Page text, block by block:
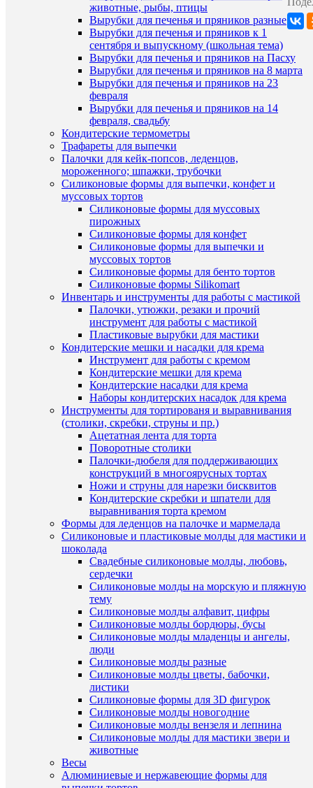
животные, рыбы, птицы
Вырубки для печенья и пряников разные
Вырубки для печенья и пряников к 1
сентября и выпускному (школьная тема)
Вырубки для печенья и пряников на Пасху
Вырубки для печенья и пряников на 8 марта
Вырубки для печенья и пряников на 23
февраля
Вырубки для печенья и пряников на 14
февраля, свадьбу
Кондитерские термометры
Трафареты для выпечки
Палочки для кейк-попсов, леденцов,
мороженного; шпажки, трубочки
Силиконовые формы для выпечки, конфет и
муссовых тортов
Силиконовые формы для муссовых
пирожных
Силиконовые формы для конфет
Силиконовые формы для выпечки и
муссовых тортов
Силиконовые формы для бенто тортов
Силиконовые формы Silikomart
Инвентарь и инструменты для работы с мастикой
Палочки, утюжки, резаки и прочий
инструмент для работы с мастикой
Пластиковые вырубки для мастики
Кондитерские мешки и насадки для крема
Инструмент для работы с кремом
Кондитерские мешки для крема
Кондитерские насадки для крема
Наборы кондитерских насадок для крема
Инструменты для тортированя и выравнивания
(столики, скребки, струны и пр.)
Ацетатная лента для торта
Поворотные столики
Палочки-дюбеля для поддерживающих
конструкций в многоярусных тортах
Ножи и струны для нарезки бисквитов
Кондитерские скребки и шпатели для
выравнивания торта кремом
Формы для леденцов на палочке и мармелада
Силиконовые и пластиковые молды для мастики и
шоколада
Свадебные силиконовые молды, любовь,
сердечки
Силиконовые молды на морскую и пляжную
тему
Силиконовые молды алфавит, цифры
Силиконовые молды бордюры, бусы
Силиконовые молды младенцы и ангелы,
люди
Силиконовые молды разные
Силиконовые молды цветы, бабочки,
листики
Силиконовые формы для 3D фигурок
Силиконовые молды новогодние
Силиконовые молды вензеля и лепнина
Силиконовые молды для мастики звери и
животные
Весы
Алюминиевые и нержавеющие формы для
—
—
пом.
1
сухом
без